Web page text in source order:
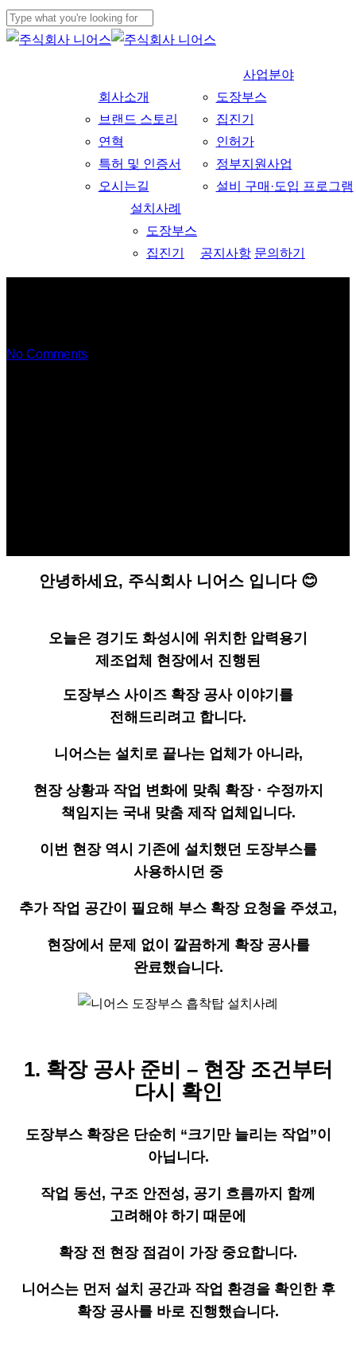
Skip
to
Close
회사소개
브랜드 스토리
연혁
특허 및 인증서
오시는길
사업분야
도장부스
집진기
인허가
정부지원사업
설비 구매·도입 프로그램
설치사례
도장부스
집진기
공지사항 문의하기
No Comments
안녕하세요, 주식회사 니어스 입니다 😊
오늘은 경기도 화성시에 위치한 압력용기
제조업체 현장에서 진행된
도장부스 사이즈 확장 공사 이야기를
전해드리려고 합니다.
니어스는 설치로 끝나는 업체가 아니라,
현장 상황과 작업 변화에 맞춰 확장 · 수정까지
책임지는 국내 맞춤 제작 업체입니다.
이번 현장 역시 기존에 설치했던 도장부스를
사용하시던 중
추가 작업 공간이 필요해 부스 확장 요청을 주셨고,
현장에서 문제 없이 깔끔하게 확장 공사를
완료했습니다.
1. 확장 공사 준비 – 현장 조건부터
다시 확인
도장부스 확장은 단순히 “크기만 늘리는 작업”이
아닙니다.
작업 동선, 구조 안전성, 공기 흐름까지 함께
고려해야 하기 때문에
확장 전 현장 점검이 가장 중요합니다.
니어스는 먼저 설치 공간과 작업 환경을 확인한 후
확장 공사를 바로 진행했습니다.